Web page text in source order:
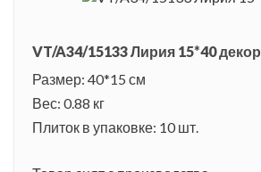
VT/A34/15133 Лирия 15*40 декор
Размер: 40*15 см
Вес: 0.88 кг
Плиток в упаковке: 10 шт.